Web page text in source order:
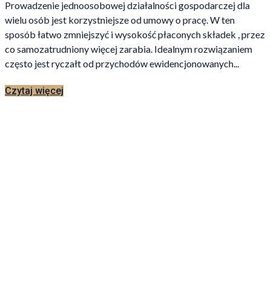
Prowadzenie jednoosobowej działalności gospodarczej dla
wielu osób jest korzystniejsze od umowy o pracę. W ten
sposób łatwo zmniejszyć i wysokość płaconych składek , przez
co samozatrudniony więcej zarabia. Idealnym rozwiązaniem
często jest ryczałt od przychodów ewidencjonowanych...
Czytaj więcej